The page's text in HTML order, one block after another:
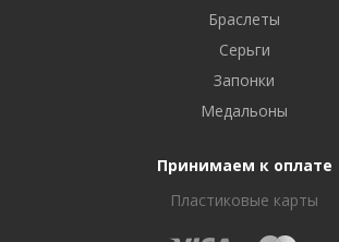
Браслеты
Серьги
Запонки
Медальоны
Принимаем к оплате
Пластиковые карты